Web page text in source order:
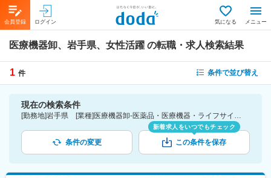
会員登録 ログイン 気になる メニュー
医療機器卸、岩手県、女性活躍 の転職・求人検索結果
1 件 条件で並び替え
現在の検索条件
[勤務地]岩手県 [業種]医療機器卸-医薬品・医療機器・ライフサイエンス・医療系サービス [詳細条件](会社・職場の環境)女性活躍
条件の変更
新着求人をいつでもチェック
この条件を保存